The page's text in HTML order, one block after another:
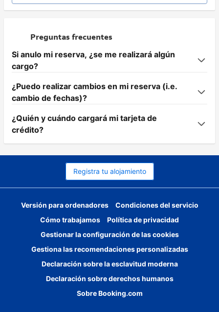
Preguntas frecuentes
Si anulo mi reserva, ¿se me realizará algún
cargo?
¿Puedo realizar cambios en mi reserva (i.e.
cambio de fechas)?
¿Quién y cuándo cargará mi tarjeta de
crédito?
Registra tu alojamiento
Versión para ordenadores
Condiciones del servicio
Cómo trabajamos
Política de privacidad
Gestionar la configuración de las cookies
Gestiona las recomendaciones personalizadas
Declaración sobre la esclavitud moderna
Declaración sobre derechos humanos
Sobre Booking.com